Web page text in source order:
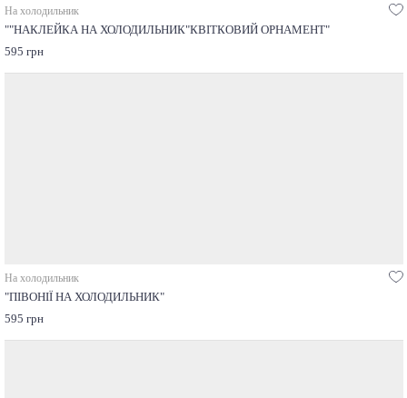
На холодильник
""НАКЛЕЙКА НА ХОЛОДИЛЬНИК"КВІТКОВИЙ ОРНАМЕНТ"
595 грн
На холодильник
"ПІВОНІЇ НА ХОЛОДИЛЬНИК"
595 грн